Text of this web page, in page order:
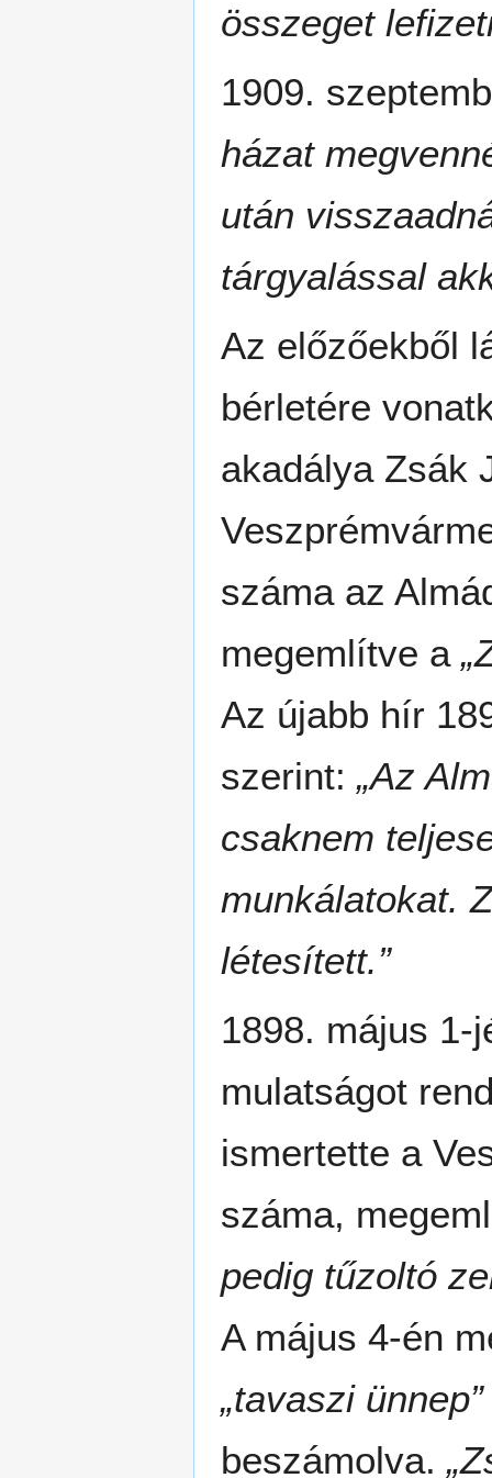
összeget
1909.
házat
után
tárgyalással
Az előzőekből
bérletére
akadálya Zsák
száma az
megemlítve a
Az újabb hír
szerint: „Az
csaknem
munkálatokat.
létesített.”
1898. május 1-
mulatságot
ismertette a
száma,
pedig tűzoltó
A május 4-én
„tavaszi ünnep”
beszámolva.